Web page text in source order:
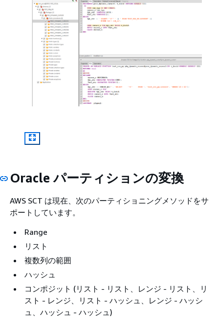
Oracle パーティションの変換
AWS SCT は現在、次のパーティショニングメソッドをサ
ポートしています。
Range
リスト
複数列の範囲
ハッシュ
コンポジット (リスト - リスト、レンジ - リスト、リ
スト - レンジ、リスト - ハッシュ、レンジ - ハッシ
ュ、ハッシュ - ハッシュ)